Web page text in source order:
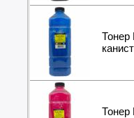
Тонер
Тонер